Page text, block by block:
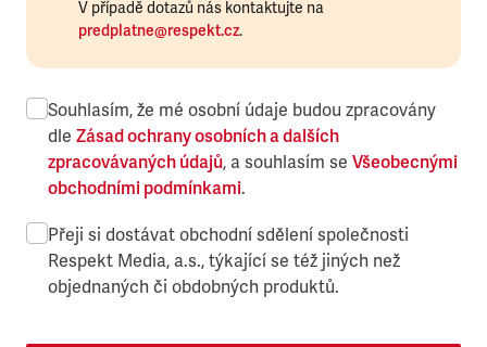
V případě dotazů nás kontaktujte na
predplatne@respekt.cz.
Souhlasím, že mé osobní údaje budou zpracovány
dle Zásad ochrany osobních a dalších
zpracovávaných údajů, a souhlasím se Všeobecnými
obchodními podmínkami.
Přeji si dostávat obchodní sdělení společnosti
Respekt Media, a.s., týkající se též jiných než
objednaných či obdobných produktů.